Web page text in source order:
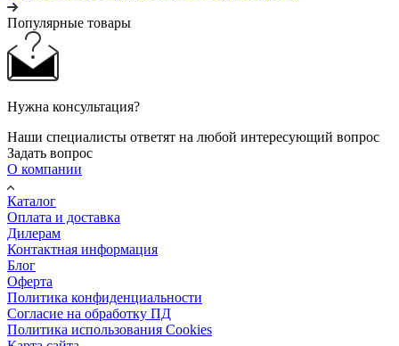
Популярные товары
Нужна консультация?
Наши специалисты ответят на любой интересующий вопрос
Задать вопрос
О компании
Каталог
Оплата и доставка
Дилерам
Контактная информация
Блог
Оферта
Политика конфиденциальности
Согласие на обработку ПД
Политика использования Cookies